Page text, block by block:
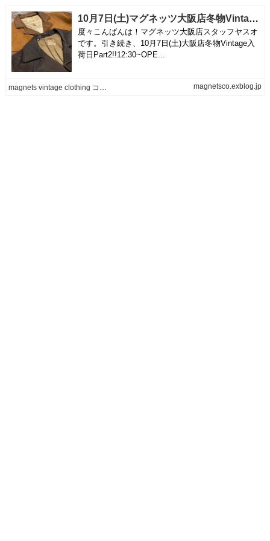
10月7日(土)マグネッツ大阪店冬物Vintage入荷日Part2!!#3 Leather&Knit編! Midwestern,UBER,McGregor,PURITAN,Revere!! | magnets vintage clothing コダワリがある大人の為に。
度々こんばんは！マグネッツ大阪店スタッフヤスオ
です。引き続き、10月7日(土)大阪店冬物Vintage入
荷日Part2!!12:30~OPE...
magnets vintage clothing コダワリがある大人の為に。 magnetsco.exblog.jp